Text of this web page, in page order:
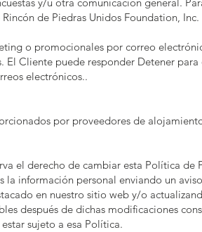
de Piedras Unidos Foundation,
o promocionales por correo
Cliente puede responder Detener
electrónicos..
por proveedores de
el derecho de cambiar esta Política
la información personal enviando un
en nuestro sitio web y/o
después de dichas modificaciones
sujeto a esa Política.